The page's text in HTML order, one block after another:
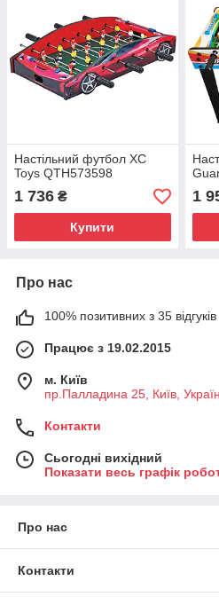
Настільний футбол XC
Toys QTH573598
1 736 ₴
Купити
1
Про нас
100% позитивних з 35 відгуків
Працює з 19.02.2015
м. Київ
пр.Палладина 25, Київ,
Контакти
Сьогодні вихідний
Показати весь графік
Про нас
Контакти